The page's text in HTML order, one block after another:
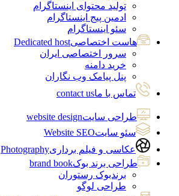
تولید محتوای اینستاگرام
ادمین پیج اینستاگرام
سئو اینستاگرام
هاست اختصاصیDedicated host
سرور اختصاصی ایران
خرید دامنه
پنل پیامک وب نگاران
تماس با ماcontact us
طراحی سایتwebsite design
سئو سایتWebsite SEO
عکاسی و فیلم برداریPhotography
طراحی برند بوکbrand book
برندبوک رستوران
طراحی لوگو